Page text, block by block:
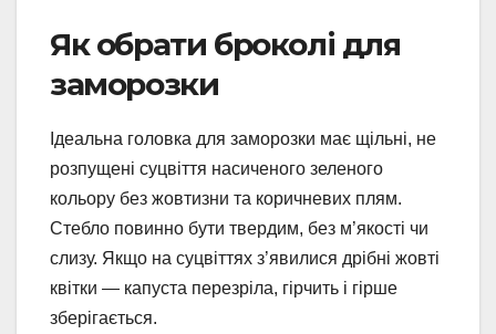
Як обрати броколі для
заморозки
Ідеальна головка для заморозки має щільні, не
розпущені суцвіття насиченого зеленого
кольору без жовтизни та коричневих плям.
Стебло повинно бути твердим, без м’якості чи
слизу. Якщо на суцвіттях з’явилися дрібні жовті
квітки — капуста перезріла, гірчить і гірше
зберігається.